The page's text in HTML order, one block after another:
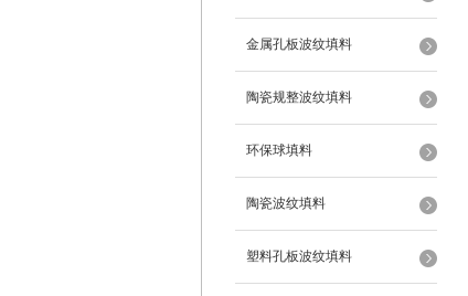
金属孔板波纹填料
陶瓷规整波纹填料
环保球填料
陶瓷波纹填料
塑料孔板波纹填料